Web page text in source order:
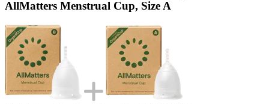
AllMatters Menstrual Cup, Size A